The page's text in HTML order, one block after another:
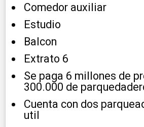
Comedor auxiliar
Estudio
Balcon
Extrato 6
Se paga 6 millones de
300.000 de
Cuenta con dos
util